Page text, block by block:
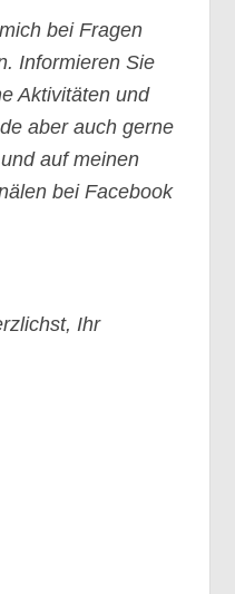
bei Fragen
Informieren Sie
Aktivitäten und
aber auch gerne
auf meinen
bei Facebook
Ihr